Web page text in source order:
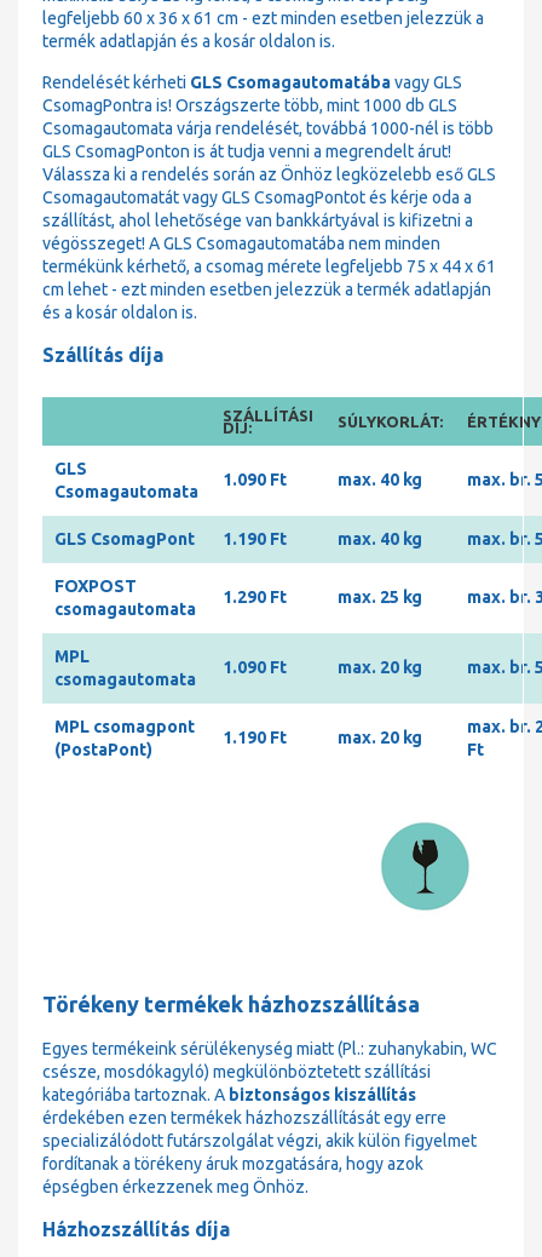
legfeljebb 60 x 36 x 61 cm - ezt minden esetben jelezzük a
termék adatlapján és a kosár oldalon is.
Rendelését kérheti GLS Csomagautomatábavagy GLS
CsomagPontra is! Országszerte több, mint 1000 db GLS
Csomagautomata várja rendelését, továbbá 1000-nél is több
GLS CsomagPonton is át tudja venni a megrendelt árut!
Válassza ki a rendelés során az Önhöz legközelebb eső GLS
Csomagautomatát vagy GLS CsomagPontot és kérje oda a
szállítást, ahol lehetősége van bankkártyával is kifizetni a
végösszeget! A GLS Csomagautomatába nem minden
termékünk kérhető, a csomag mérete legfeljebb 75 x 44 x 61
cm lehet - ezt minden esetben jelezzük a termék adatlapján
és a kosár oldalon is.
Szállítás díja
SZÁLLÍTÁSI
DÍJ: SÚLYKORLÁT:
GLS
Csomagautomata
1.090 Ft max. 40 kg max. br.
GLS CsomagPont 1.190 Ft max. 40 kg max. br.
FOXPOST
csomagautomata
1.290 Ft max. 25 kg max. br.
MPL
csomagautomata
1.090 Ft max. 20 kg max. br.
MPL csomagpont
(PostaPont)
1.190 Ft max. 20 kg
max. br.
Ft
Törékeny termékek házhozszállítása
Egyes termékeink sérülékenység miatt (Pl.: zuhanykabin, WC
csésze, mosdókagyló) megkülönböztetett szállítási
kategóriába tartoznak. A biztonságos kiszállítás
érdekében ezen termékek házhozszállítását egy erre
specializálódott futárszolgálat végzi, akik külön figyelmet
fordítanak a törékeny áruk mozgatására, hogy azok
épségben érkezzenek meg Önhöz.
Házhozszállítás díja